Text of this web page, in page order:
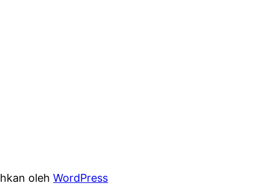
olehWordPress